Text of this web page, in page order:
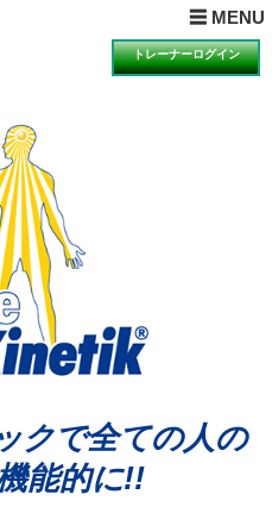
トレーナーログイン
クで全ての人の
能的に!!
☰ MENU
× MENUを閉じる
とは
ィックQ&A
る効果
証の一例
講について
らせと申込
験のお知らせと申込
らせと申込
ナー紹介
得希望者へ